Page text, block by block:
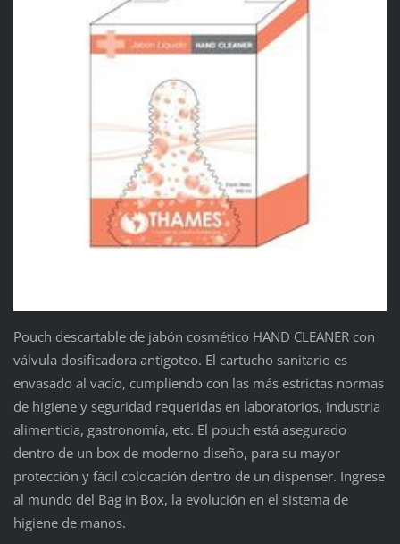
Pouch descartable de jabón cosmético HAND CLEANER con
válvula dosificadora antigoteo. El cartucho sanitario es
envasado al vacío, cumpliendo con las más estrictas normas
de higiene y seguridad requeridas en laboratorios, industria
alimenticia, gastronomía, etc. El pouch está asegurado
dentro de un box de moderno diseño, para su mayor
protección y fácil colocación dentro de un dispenser. Ingrese
al mundo del Bag in Box, la evolución en el sistema de
higiene de manos.